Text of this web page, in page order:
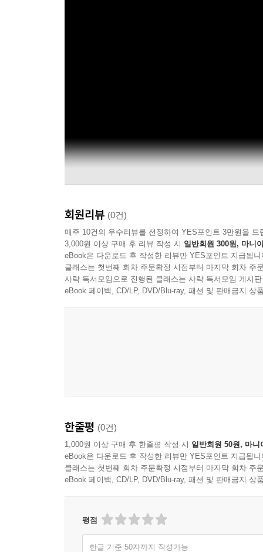
회원리뷰 (0건)
매주 10건의 우수리뷰를 선정하여 YES포인트 3만원을 드
3,000원 이상 구매 후 리뷰 작성 시 일반회원 300원, 마니
eBook은 다운로드 후 작성한 리뷰만 YES포인트 지급됩니
클래스는 첫번째 회차 주문확정 시점부터 마지막 회차 주
사락 독서모임으로 진행된 클래스는 사락 독서모임 게시
eBook 페이백, CD/LP, DVD/Blu-ray, 패션 및 판매금지 상
한줄평 (0건)
1,000원 이상 구매 후 한줄평 작성 시 일반회원 50원, 마니
eBook은 다운로드 후 작성한 리뷰만 YES포인트 지급됩니
클래스는 첫번째 회차 주문확정 시점부터 마지막 회차 주
eBook 페이백, CD/LP, DVD/Blu-ray, 패션 및 판매금지 상
평점
한글 기준 50자까지 작성가능